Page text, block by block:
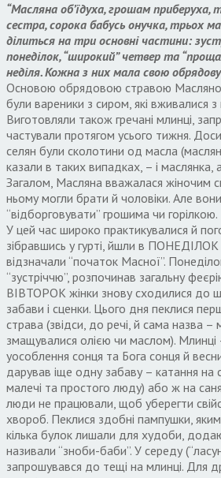
“Масляна об’їдуха, грошам
сестра, сорока бабусь онучка, трьох
ділиться на три основні частини:
понеділок, “широкий” четвер та
неділя. Кожна з них мала свою
Основою обрядовою стравою
були вареники з сиром, які вживалися
Виготовляли також гречані млинці,
частували протягом усього тижня.
селян були сколотини од масла
казали в таких випадках, – і маслянка,
Загалом, Масляна вважалася жіночим
ньому могли брати й чоловіки. Але
“відборговувати” грошима чи горілкою.
У цей час широко практикувалися й
зібравшись у гурті, йшли в
відзначали “початок Масної”.
“зустріччю”, розпочинав загальну
ВІВТОРОК жінки знову сходилися до
забави і сценки. Цього дня пеклися
страва (звідси, до речі, й сама назва –
змащувалися олією чи маслом).
уособлення сонця та Бога сонця й
дарував іще одну забаву – катання на
малечі та простого люду) або ж на
люди не працювали, щоб уберегти
хвороб. Пеклися здобні пампушки,
кілька булок лишали для худоби,
називали “зноби-баби”. У середу
запрошувався до тещі на млинці. Для